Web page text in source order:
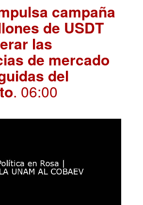
campaña
de USDT
las
de mercado
del
. 06:00